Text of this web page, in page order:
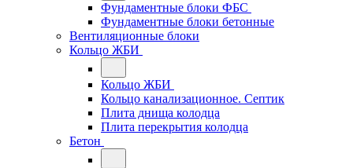
Фундаментные блоки ФБС
Фундаментные блоки бетонные
Вентиляционные блоки
Кольцо ЖБИ
Кольцо ЖБИ
Кольцо канализационное. Септик
Плита днища колодца
Плита перекрытия колодца
Бетон